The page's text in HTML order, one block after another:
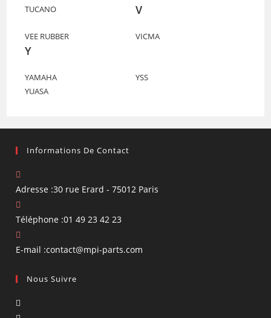
TUCANO V
VEE RUBBER VICMA
Y
YAMAHA
YSS
YUASA
Informations De Contact
Adresse :30 rue Erard - 75012 Paris
Téléphone :01 49 23 42 23
E-mail :contact@mpi-parts.com
Nous Suivre